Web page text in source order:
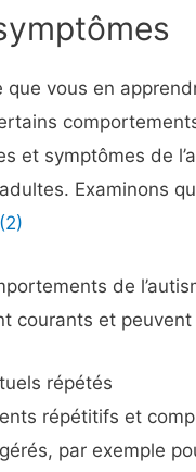
vous en
et symptômes de
Examinons
(2)
de
courants et peuvent
répétés
répétitifs et
par exemple